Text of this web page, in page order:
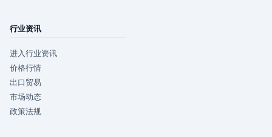
行业资讯
进入行业资讯
价格行情
出口贸易
市场动态
政策法规